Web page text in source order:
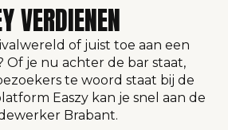
VERDIENEN
of juist toe aan een
Of je nu achter de bar staat,
te woord staat bij de
Easzy kan je snel aan de
Brabant.